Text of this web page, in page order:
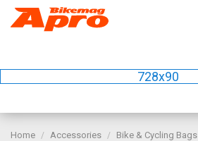
728x90
Home Accessories
Bike & Cycling Bags